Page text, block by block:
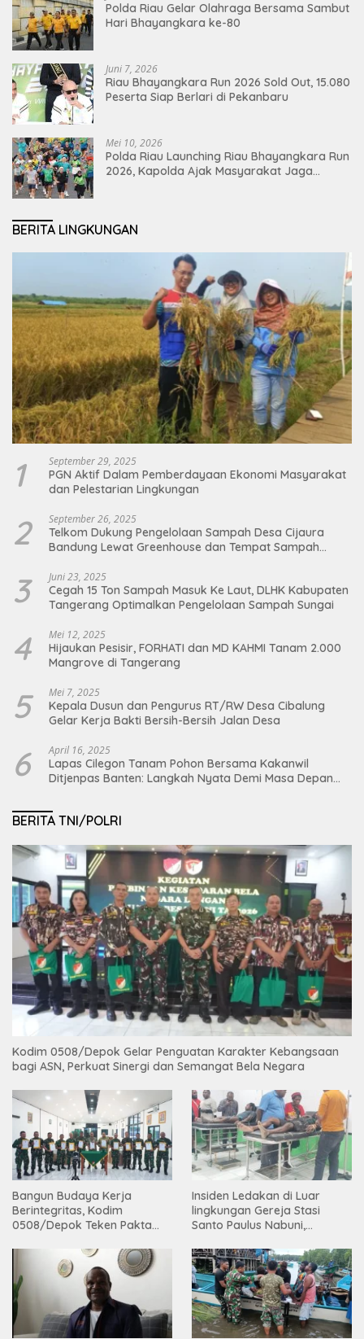
Polda Riau Gelar Olahraga Bersama Sambut
Hari Bhayangkara ke-80
Juni 7, 2026
Riau Bhayangkara Run 2026 Sold Out, 15.080
Peserta Siap Berlari di Pekanbaru
Mei 10, 2026
Polda Riau Launching Riau Bhayangkara Run
2026, Kapolda Ajak Masyarakat Jaga
BERITA LINGKUNGAN
1 September 29, 2025
PGN Aktif Dalam Pemberdayaan Ekonomi Masyarakat
dan Pelestarian Lingkungan
2 September 26, 2025
Telkom Dukung Pengelolaan Sampah Desa Cijaura
Bandung Lewat Greenhouse dan Tempat Sampah
3 Juni 23, 2025
Cegah 15 Ton Sampah Masuk Ke Laut, DLHK Kabupaten
Tangerang Optimalkan Pengelolaan Sampah Sungai
4 Mei 12, 2025
Hijaukan Pesisir, FORHATI dan MD KAHMI Tanam 2.000
Mangrove di Tangerang
5 Mei 7, 2025
Kepala Dusun dan Pengurus RT/RW Desa Cibalung
Gelar Kerja Bakti Bersih-Bersih Jalan Desa
6 April 16, 2025
Lapas Cilegon Tanam Pohon Bersama Kakanwil
Ditjenpas Banten: Langkah Nyata Demi Masa Depan
BERITA TNI/POLRI
Kodim 0508/Depok Gelar Penguatan Karakter Kebangsaan
bagi ASN, Perkuat Sinergi dan Semangat Bela Negara
Bangun Budaya Kerja
Berintegritas, Kodim
0508/Depok Teken Pakta
Insiden Ledakan di Luar
lingkungan Gereja Stasi
Santo Paulus Nabuni,